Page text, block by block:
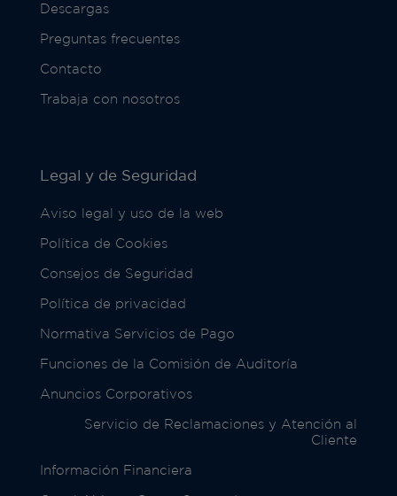
Descargas
Preguntas frecuentes
Contacto
Trabaja con nosotros
Legal y de Seguridad
Aviso legal y uso de la web
Política de Cookies
Consejos de Seguridad
Política de privacidad
Normativa Servicios de Pago
Funciones de la Comisión de Auditoría
Anuncios Corporativos
Servicio de Reclamaciones y Atención al
Cliente
Información Financiera